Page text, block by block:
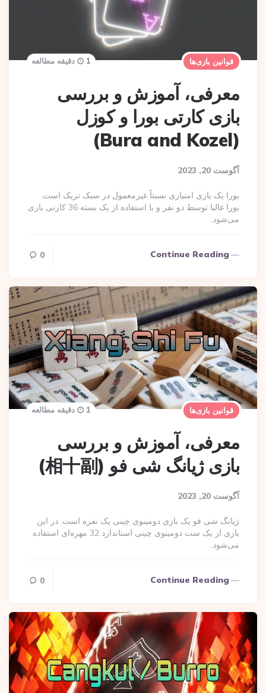
قوانین بازی‌ها
معرفی، آموزش و بررسی
بازی کارتی بورا و کوزل
(Bura and Kozel)
آگوست 20, 2023
1 دقیقه مطالعه
بورا یک بازی امتیازی نسبتاً غیرمعمول در سبک تریک است.
بورا غالبا توسط دو نفر و با استفاده از یک بسته 36 کارتی بازی
می‌شود.
Continue Reading
0
قوانین بازی‌ها
معرفی، آموزش و بررسی
بازی ژیانگ شی فو (相十副)
آگوست 20, 2023
1 دقیقه مطالعه
ژیانگ شی فو یک بازی دومینوی چینی یک نفره است. در این
بازی از یک ست دومینوی چینی استاندارد 32 مهره‌ای استفاده
می‌شود.
Continue Reading
0